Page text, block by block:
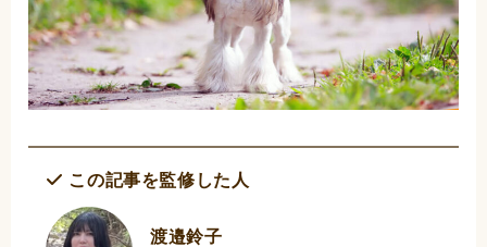
この記事を監修した人
渡邉鈴子